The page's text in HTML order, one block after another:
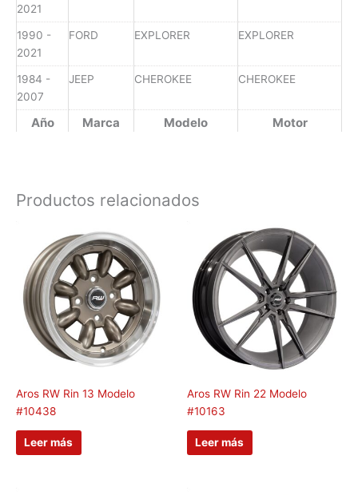
Año Marca Modelo Motor
2021
1990 -
2021
FORD EXPLORER EXPLORER
1984 -
2007
JEEP CHEROKEE CHEROKEE
Productos relacionados
Aros RW Rin 13 Modelo
#10438
Leer más
Aros RW Rin 22 Modelo
#10163
Leer más